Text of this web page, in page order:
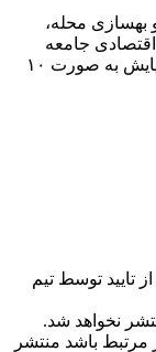
بهسازی محله،
جامعه
محلی، ظرفیت سازی و نهادسازی و نظارت و پایش به صورت ۱۰
تایید توسط تیم
نخواهد شد.
مرتبط باشد منتشر